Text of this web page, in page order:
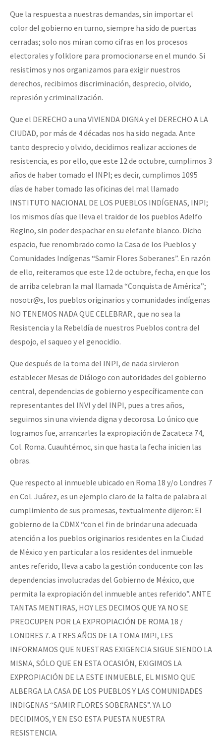
Que la respuesta a nuestras demandas, sin importar el
color del gobierno en turno, siempre ha sido de puertas
cerradas; solo nos miran como cifras en los procesos
electorales y folklore para promocionarse en el mundo. Si
resistimos y nos organizamos para exigir nuestros
derechos, recibimos discriminación, desprecio, olvido,
represión y criminalización.
Que el DERECHO a una VIVIENDA DIGNA y el DERECHO A LA
CIUDAD, por más de 4 décadas nos ha sido negada. Ante
tanto desprecio y olvido, decidimos realizar acciones de
resistencia, es por ello, que este 12 de octubre, cumplimos 3
años de haber tomado el INPI; es decir, cumplimos 1095
días de haber tomado las oficinas del mal llamado
INSTITUTO NACIONAL DE LOS PUEBLOS INDÍGENAS, INPI;
los mismos días que lleva el traidor de los pueblos Adelfo
Regino, sin poder despachar en su elefante blanco. Dicho
espacio, fue renombrado como la Casa de los Pueblos y
Comunidades Indígenas “Samir Flores Soberanes”. En razón
de ello, reiteramos que este 12 de octubre, fecha, en que los
de arriba celebran la mal llamada “Conquista de América”;
nosotr@s, los pueblos originarios y comunidades indígenas
NO TENEMOS NADA QUE CELEBRAR., que no sea la
Resistencia y la Rebeldía de nuestros Pueblos contra del
despojo, el saqueo y el genocidio.
Que después de la toma del INPI, de nada sirvieron
establecer Mesas de Diálogo con autoridades del gobierno
central, dependencias de gobierno y específicamente con
representantes del INVI y del INPI, pues a tres años,
seguimos sin una vivienda digna y decorosa. Lo único que
logramos fue, arrancarles la expropiación de Zacateca 74,
Col. Roma. Cuauhtémoc, sin que hasta la fecha inicien las
obras.
Que respecto al inmueble ubicado en Roma 18 y/o Londres 7
en Col. Juárez, es un ejemplo claro de la falta de palabra al
cumplimiento de sus promesas, textualmente dijeron: El
gobierno de la CDMX “con el fin de brindar una adecuada
atención a los pueblos originarios residentes en la Ciudad
de México y en particular a los residentes del inmueble
antes referido, lleva a cabo la gestión conducente con las
dependencias involucradas del Gobierno de México, que
permita la expropiación del inmueble antes referido”. ANTE
TANTAS MENTIRAS, HOY LES DECIMOS QUE YA NO SE
PREOCUPEN POR LA EXPROPIACIÓN DE ROMA 18 /
LONDRES 7. A TRES AÑOS DE LA TOMA IMPI, LES
INFORMAMOS QUE NUESTRAS EXIGENCIA SIGUE SIENDO LA
MISMA, SÓLO QUE EN ESTA OCASIÓN, EXIGIMOS LA
EXPROPIACIÓN DE LA ESTE INMUEBLE, EL MISMO QUE
ALBERGA LA CASA DE LOS PUEBLOS Y LAS COMUNIDADES
INDIGENAS “SAMIR FLORES SOBERANES”. YA LO
DECIDIMOS, Y EN ESO ESTA PUESTA NUESTRA
RESISTENCIA.